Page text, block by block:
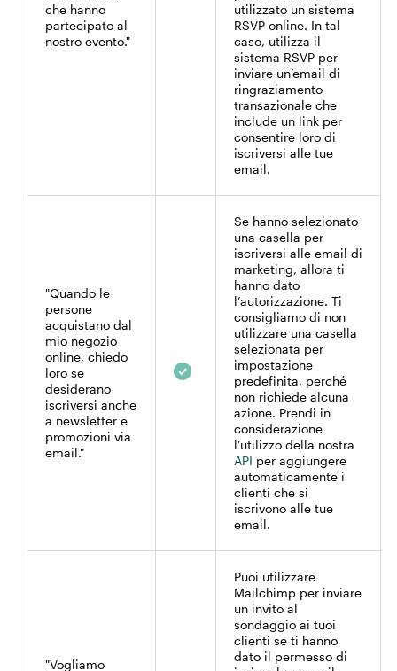
che hanno
partecipato al
nostro evento."
utilizzato un sistema
RSVP online. In tal
caso, utilizza il
sistema RSVP per
inviare un’email di
ringraziamento
transazionale che
include un link per
consentire loro di
iscriversi alle tue
email.
"Quando le
persone
acquistano dal
mio negozio
online, chiedo
loro se
desiderano
iscriversi anche
a newsletter e
promozioni via
email."
Se hanno selezionato
una casella per
iscriversi alle email di
marketing, allora ti
hanno dato
l’autorizzazione. Ti
consigliamo di non
utilizzare una casella
selezionata per
impostazione
predefinita, perché
non richiede alcuna
azione. Prendi in
considerazione
l’utilizzo della nostra
API per aggiungere
automaticamente i
clienti che si
iscrivono alle tue
email.
"Vogliamo
Puoi utilizzare
Mailchimp per inviare
un invito al
sondaggio ai tuoi
clienti se ti hanno
dato il permesso di